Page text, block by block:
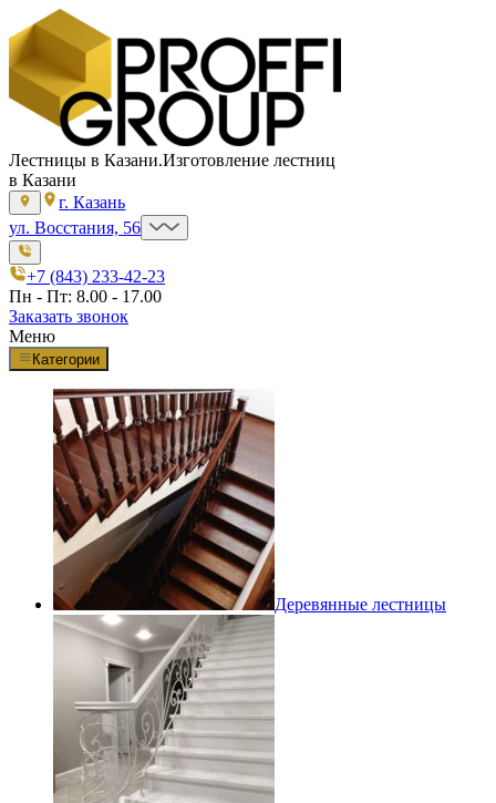
Лестницы в Казани.Изготовление лестниц
в Казани
г. Казань
ул. Восстания, 56
+7 (843) 233-42-23
Пн - Пт: 8.00 - 17.00
Заказать звонок
Меню
Категории
Деревянные лестницы